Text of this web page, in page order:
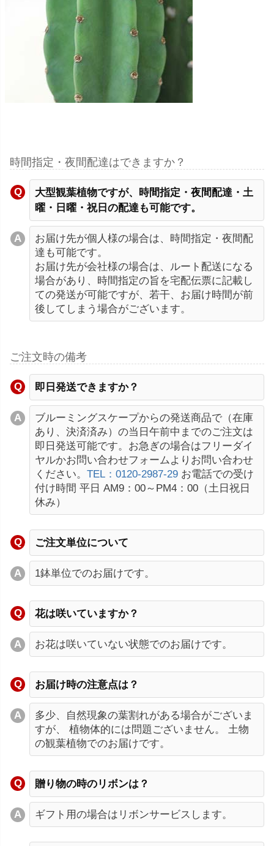
時間指定・夜間配達はできますか？
大型観葉植物ですが、時間指定・夜間配達・土
曜・日曜・祝日の配達も可能です。
お届け先が個人様の場合は、時間指定・夜間配
達も可能です。
お届け先が会社様の場合は、ルート配送になる
場合があり、時間指定の旨を宅配伝票に記載し
ての発送が可能ですが、若干、お届け時間が前
後してしまう場合がございます。
ご注文時の備考
即日発送できますか？
ブルーミングスケープからの発送商品で（在庫
あり、決済済み）の当日午前中までのご注文は
即日発送可能です。お急ぎの場合はフリーダイ
ヤルかお問い合わせフォームよりお問い合わせ
ください。 TEL：0120-2987-29 お電話での受け
付け時間 平日 AM9：00～PM4：00（土日祝日
休み）
ご注文単位について
1鉢単位でのお届けです。
花は咲いていますか？
お花は咲いていない状態でのお届けです。
お届け時の注意点は？
多少、自然現象の葉割れがある場合がございま
すが、 植物体的には問題ございません。 土物
の観葉植物でのお届けです。
贈り物の時のリボンは？
ギフト用の場合はリボンサービスします。